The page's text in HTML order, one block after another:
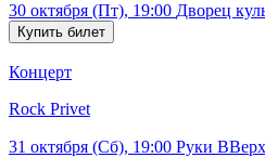
30 октября (Пт), 19:00 Дворец
Концерт
Rock Privet
31 октября (Сб), 19:00 Руки